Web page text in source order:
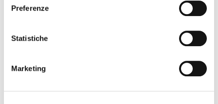
Preferenze
Statistiche
Marketing